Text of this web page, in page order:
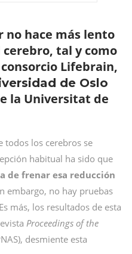
no hace más lento
tal y como
Lifebrain,
de Oslo
la Universitat de
todos los cerebros se
habitual ha sido que
de frenar esa reducción
embargo, no hay pruebas
más, los resultados de esta
Proceedings of the
desmiente esta